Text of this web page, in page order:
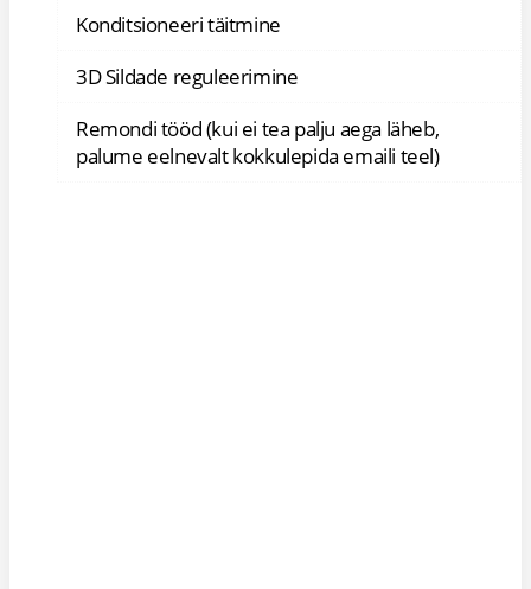
Konditsioneeri täitmine
3D Sildade reguleerimine
Remondi tööd (kui ei tea palju aega läheb,
palume eelnevalt kokkulepida emaili teel)